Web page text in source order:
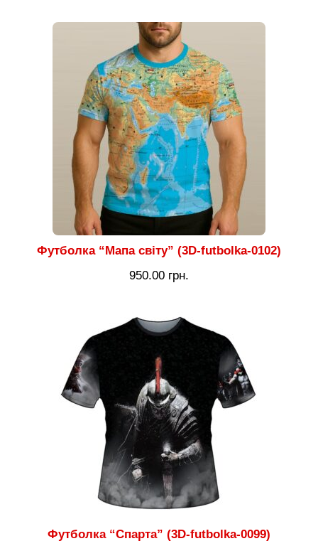
Футболка “Мапа світу” (3D-futbolka-0102)
950.00 грн.
Футболка “Спарта” (3D-futbolka-0099)